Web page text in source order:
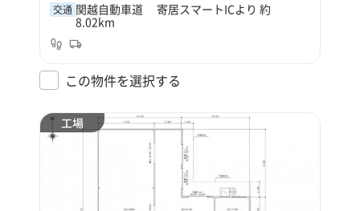
交通 関越自動車道 寄居スマートICより 約
8.02km
この物件を選択する
工場